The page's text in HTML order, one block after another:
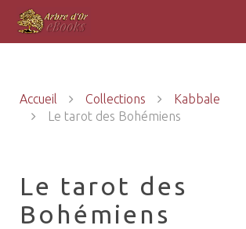
Accueil Collections
Kabbale
Le tarot des Bohémiens
Le tarot des
Bohémiens